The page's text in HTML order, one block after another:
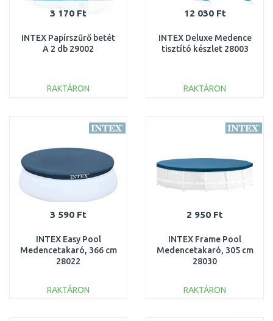
3 170 Ft
INTEX Papírszűrő betét
A 2 db 29002
RAKTÁRON
Összehasonlítás
12 030 Ft
INTEX Deluxe Medence
tisztító készlet 28003
RAKTÁRON
Összehasonlítás
3 590 Ft
INTEX Easy Pool
Medencetakaró, 366 cm
28022
RAKTÁRON
2 950 Ft
INTEX Frame Pool
Medencetakaró, 305 cm
28030
RAKTÁRON